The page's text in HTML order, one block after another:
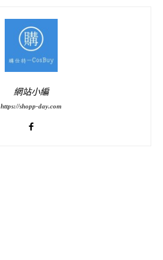
網站小編
https://shopp-day.com